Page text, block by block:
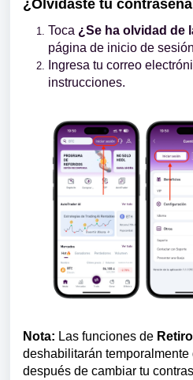
¿Olvidaste tu
Toca ¿Se ha olvidad de
página de inicio de
Ingresa tu correo
instrucciones.
Nota: Las funciones de Retiro
deshabilitarán temporalmente
después de cambiar tu